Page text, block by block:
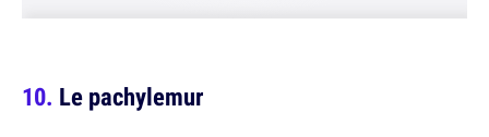
Le pachylemur